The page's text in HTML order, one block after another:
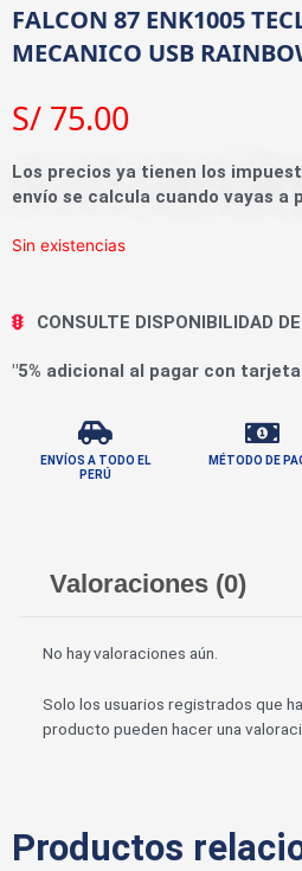
FALCON 87 ENK1005
MECANICO USB
S/ 75.00
Los precios ya tienen los
envío se calcula cuando vayas a
Sin existencias
CONSULTE DISPONIBILIDAD
"5% adicional al pagar con
ENVÍOS A TODO EL
PERÚ
MÉTODO DE
Valoraciones (0)
No hay valoraciones aún.
Solo los usuarios registrados que
producto pueden hacer una
Productos